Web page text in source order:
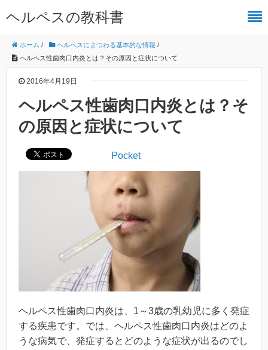
ヘルペスの教科書
ホーム / ヘルペスにまつわる基本的な情報 /
ヘルペス性歯肉口内炎とは？その原因と症状について
2016年4月19日
ヘルペス性歯肉口内炎とは？そ
の原因と症状について
Pocket
ヘルペス性歯肉口内炎は、1～3歳の乳幼児に多く発症
する疾患です。では、ヘルペス性歯肉口内炎はどのよ
うな病気で、発症するとどのような症状が出るのでし